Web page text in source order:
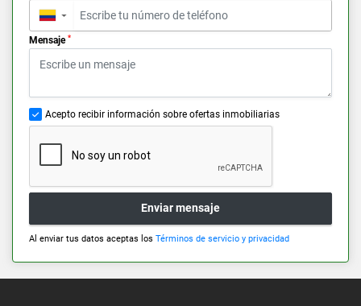
▼
Mensaje *
Acepto recibir información sobre ofertas inmobiliarias
Enviar mensaje
Al enviar tus datos aceptas los Términos de servicio y privacidad